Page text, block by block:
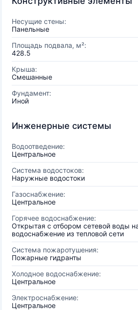
Несущие стены:
Панельные
Площадь подвала, м²:
428.5
Крыша:
Смешанные
Фундамент:
Иной
Инженерные системы
Водоотведение:
Центральное
Система водостоков:
Наружные водостоки
Газоснабжение:
Центральное
Горячее водоснабжение:
Открытая с отбором сетевой воды
водоснабжение из тепловой сети
Система пожаротушения:
Пожарные гидранты
Холодное водоснабжение:
Центральное
Электроснабжение:
Центральное